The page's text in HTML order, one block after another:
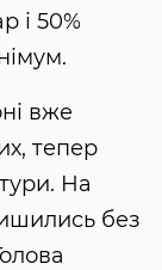
і 50%
вже
тепер
На
без